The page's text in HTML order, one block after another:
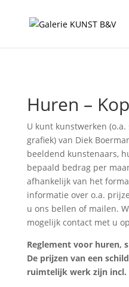
Huren –
U kunt kunstwerken
grafiek) van Diek
beeldend kunstenaars,
bepaald bedrag per
afhankelijk van het
informatie over o.a.
u ons bellen of mailen.
mogelijk contact met u
Reglement voor huren,
De prijzen van een
ruimtelijk werk zijn incl.